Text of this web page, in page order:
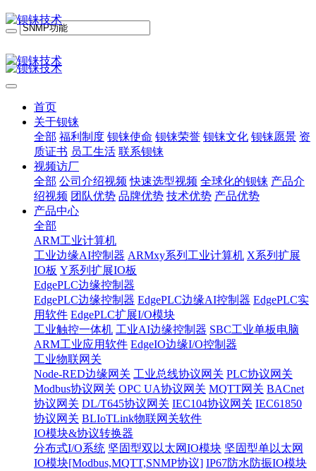
首页
关于钡铼
全部 福利制度 钡铼使命 钡铼荣誉 钡铼文化 钡铼愿景 资
质证书 员工生活 联系钡铼
视频访厂
全部 公司介绍视频 快速选型视频 全球化的钡铼 产品介
绍视频 团队优势 品牌优势 技术优势 产品优势
产品中心
全部
ARM工业计算机
工业边缘AI控制器 ARMxy系列工业计算机 X系列扩展
IO板 Y系列扩展IO板
EdgePLC边缘控制器
EdgePLC边缘控制器 EdgePLC边缘AI控制器 EdgePLC实
用软件 EdgePLC扩展I/O模块
工业触控一体机 工业AI边缘控制器 SBC工业单板电脑
ARM工业应用软件 EdgeIO边缘I/O控制器
工业物联网关
Node-RED边缘网关 工业总线协议网关 PLC协议网关
Modbus协议网关 OPC UA协议网关 MQTT网关 BACnet
协议网关 DL/T645协议网关 IEC104协议网关 IEC61850
协议网关 BLIoTLink物联网关软件
IO模块&协议转换器
分布式I/O系统 坚固型双以太网IO模块 坚固型单以太网
IO模块[Modbus,MQTT,SNMP协议] IP67防水防振IO模块